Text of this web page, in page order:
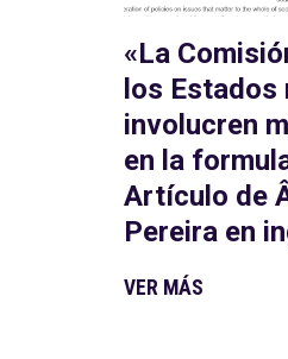
«La
los Estados
involucren
en la
Artículo de
Pereira en
VER MÁS